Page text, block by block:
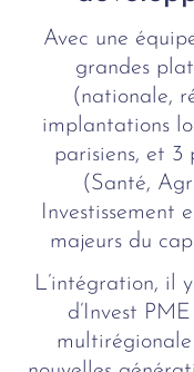
Avec une
grandes
(nationale,
implantations
parisiens, et 3
(Santé,
Investissement
majeurs du
L’intégration, il
d’Invest